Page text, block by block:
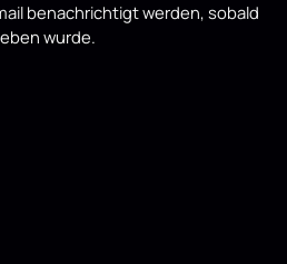
benachrichtigt werden, sobald
wurde.